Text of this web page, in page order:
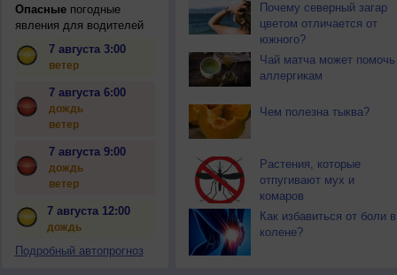
Опасныепогодные
явления для водителей
7 августа 3:00
ветер
7 августа 6:00
дождь
ветер
7 августа 9:00
дождь
ветер
7 августа 12:00
дождь
Подробный автопрогноз
Почему северный загар
цветом отличается от
южного?
Чай матча может помочь
аллергикам
Чем полезна тыква?
Растения, которые
отпугивают мух и
комаров
Как избавиться от боли в
колене?